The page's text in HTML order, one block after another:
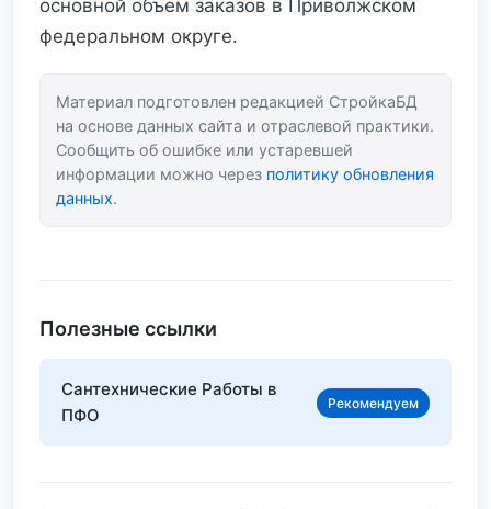
основной объем заказов в Приволжском
федеральном округе.
Материал подготовлен редакцией СтройкаБД
на основе данных сайта и отраслевой практики.
Сообщить об ошибке или устаревшей
информации можно через политику обновления
данных.
Полезные ссылки
Сантехнические Работы в
ПФО
Рекомендуем